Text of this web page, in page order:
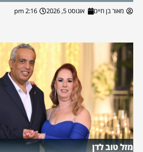
מאור בן חיים אוגוסט 5, 2026 2:16 pm
מזל טוב לדן